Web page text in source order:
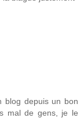
blog depuis un bon
mal de gens, je le